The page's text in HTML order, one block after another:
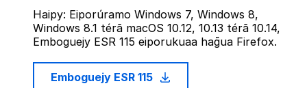
Haipy: Eiporúramo Windows 7, Windows 8,
Windows 8.1 térã macOS 10.12, 10.13 térã 10.14,
Emboguejy ESR 115 eiporukuaa hag̃ua Firefox.
Emboguejy ESR 115